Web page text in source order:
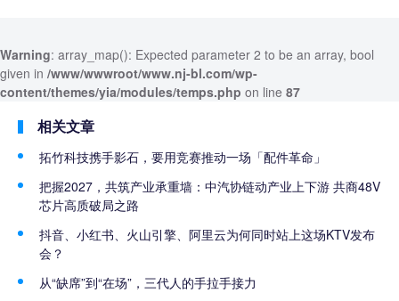
Warning: array_map(): Expected parameter 2 to be an array, bool
given in /www/wwwroot/www.nj-bl.com/wp-
content/themes/yia/modules/temps.php on line 87
相关文章
拓竹科技携手影石，要用竞赛推动一场「配件革命」
把握2027，共筑产业承重墙：中汽协链动产业上下游 共商48V
芯片高质破局之路
抖音、小红书、火山引擎、阿里云为何同时站上这场KTV发布
会？
从“缺席”到“在场”，三代人的手拉手接力